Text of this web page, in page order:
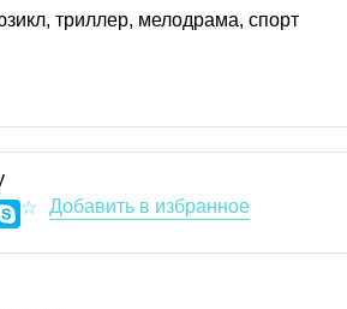
триллер, мелодрама, спорт